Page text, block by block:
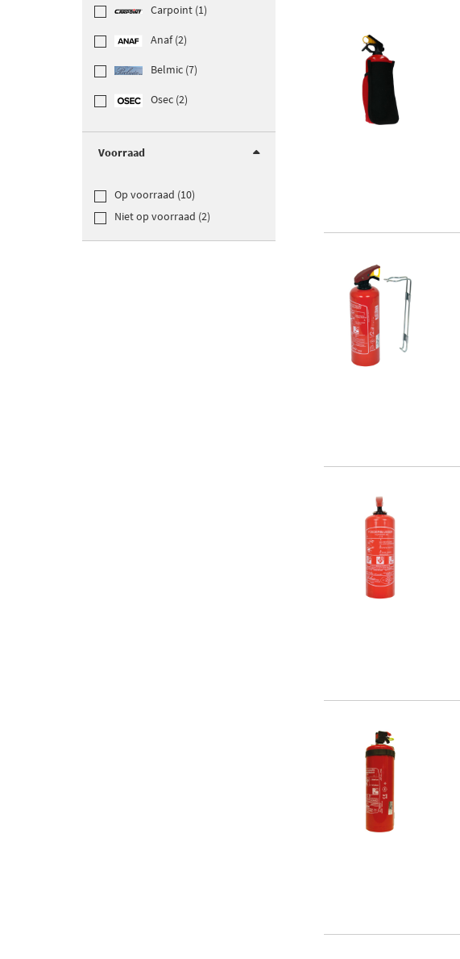
Carpoint (1)
Anaf (2)
Belmic (7)
Osec (2)
Voorraad
Op voorraad (10)
Niet op voorraad (2)